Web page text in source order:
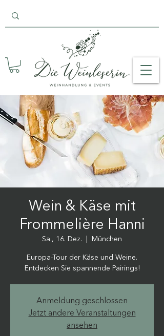
Wein & Käse mit
Frommelière Hanni
Sa., 16. Dez. München
Europa-Tour der Käse und Weine.
Entdecken Sie spannende Pairings!
Anmeldung geschlossen
Jetzt andere Veranstaltungen
ansehen